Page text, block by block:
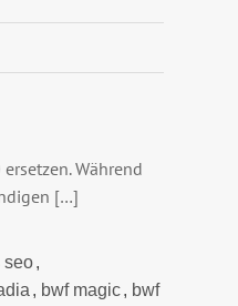
Während
[…]
seo,
, bwf magic, bwf